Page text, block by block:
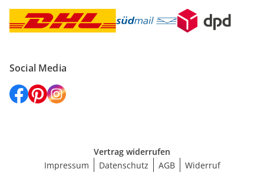
Social Media
Vertrag widerrufen
Impressum
Datenschutz AGB
Widerruf